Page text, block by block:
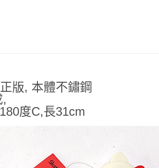
付款後7-11取貨
宅配
每筆NT$100，滿NT$999(含以上)免運費
版, 本體不鏽鋼
度C,長31cm